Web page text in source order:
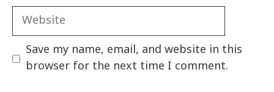
Website
Save my name, email, and website in this
browser for the next time I comment.